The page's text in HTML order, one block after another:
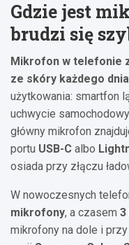
Gdzie jest
brudzi się
Mikrofon w telefonie
ze skóry każdego
użytkowania: smartfon
uchwycie
główny mikrofon
portu USB-C albo
osiada przy złączu
W nowoczesnych
mikrofony, a czasem 3
mikrofony na dole i